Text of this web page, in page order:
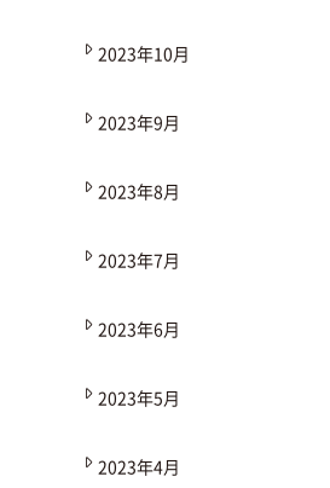
2023年10月
2023年9月
2023年8月
2023年7月
2023年6月
2023年5月
2023年4月